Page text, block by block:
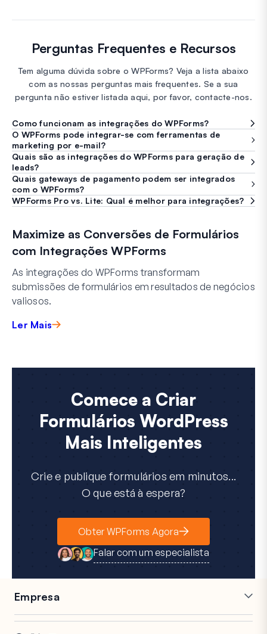
Perguntas Frequentes e Recursos
Tem alguma dúvida sobre o WPForms? Veja a lista abaixo
com as nossas perguntas mais frequentes. Se a sua
pergunta não estiver listada aqui, por favor, contacte-nos.
Como funcionam as integrações do WPForms?
O WPForms pode integrar-se com ferramentas de
marketing por e-mail?
Quais são as integrações do WPForms para geração de
leads?
Quais gateways de pagamento podem ser integrados
com o WPForms?
WPForms Pro vs. Lite: Qual é melhor para integrações?
Maximize as Conversões de Formulários
com Integrações WPForms
As integrações do WPForms transformam
submissões de formulários em resultados de negócios
valiosos.
Ler Mais
Comece a Criar
Formulários WordPress
Mais Inteligentes
Crie e publique formulários em minutos...
O que está à espera?
Obter WPForms Agora
Falar com um especialista
Empresa
Carreiras
Afiliados